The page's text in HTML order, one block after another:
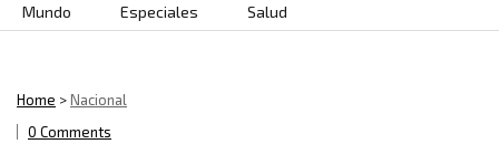
Mundo
Especiales Salud
Home >Nacional
0 Comments